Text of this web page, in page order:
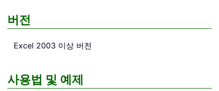
버전
Excel 2003 이상 버전
사용법 및 예제